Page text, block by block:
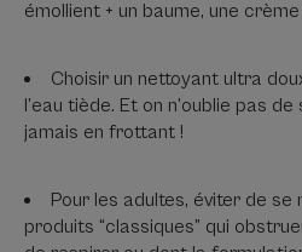
émollient + un baume, une
Choisir un nettoyant ultra
l’eau tiède. Et on n’oublie pas
jamais en frottant !
Pour les adultes, éviter de se
produits “classiques” qui